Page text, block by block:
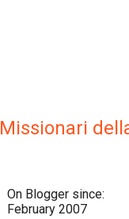
Missionari
On Blogger since:
February 2007